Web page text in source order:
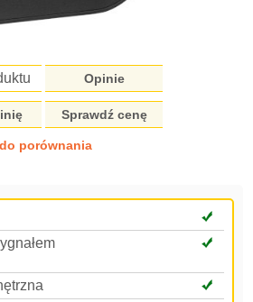
Opinie
Sprawdź cenę
porównania